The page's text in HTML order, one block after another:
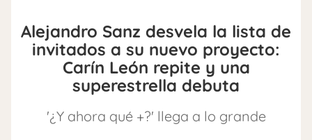
Alejandro Sanz desvela la lista de
invitados a su nuevo proyecto:
Carín León repite y una
superestrella debuta
'¿Y ahora qué +?' llega a lo grande